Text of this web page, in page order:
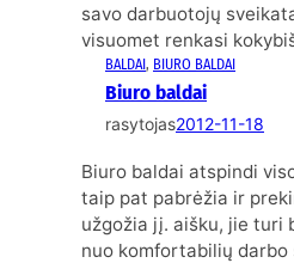
savo darbuotojų
visuomet renkasi
BALDAI, BIURO BALDAI
Biuro baldai
rasytojas2012-11-18
Biuro baldai atspindi
taip pat pabrėžia ir
užgožia jį. aišku, jie turi
nuo komfortabilių